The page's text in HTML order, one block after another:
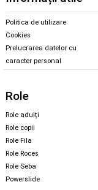
Politica de utilizare
Cookies
Prelucrarea datelor cu
caracter personal
Role
Role adulți
Role copii
Role Fila
Role Roces
Role Seba
Powerslide